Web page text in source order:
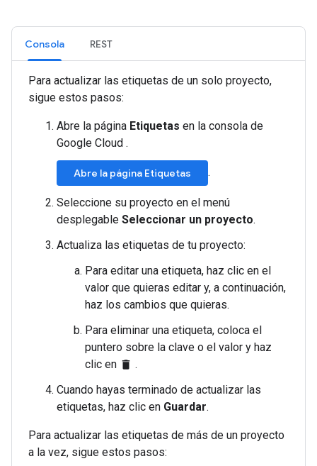
Consola REST
Para actualizar las etiquetas de un solo proyecto,
sigue estos pasos:
Abre la página Etiquetas en la consola de
Google Cloud .
Abre la página Etiquetas .
Seleccione su proyecto en el menú
desplegable Seleccionar un proyecto.
Actualiza las etiquetas de tu proyecto:
Para editar una etiqueta, haz clic en el
valor que quieras editar y, a continuación,
haz los cambios que quieras.
Para eliminar una etiqueta, coloca el
puntero sobre la clave o el valor y haz
clic en delete .
Cuando hayas terminado de actualizar las
etiquetas, haz clic en Guardar.
Para actualizar las etiquetas de más de un proyecto
a la vez, sigue estos pasos: